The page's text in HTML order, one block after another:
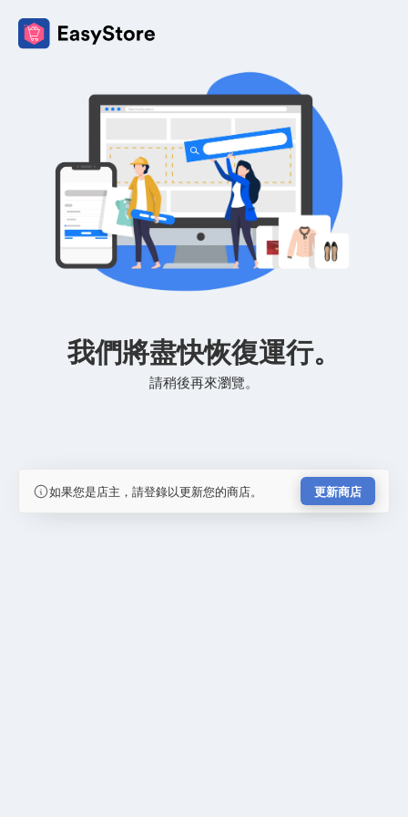
我們將盡快恢復運行。
請稍後再來瀏覽。
如果您是店主，請登錄以更新您的商店。 更新商店